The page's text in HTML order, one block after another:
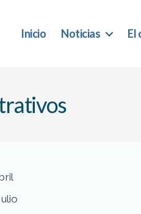
Inicio Noticias El